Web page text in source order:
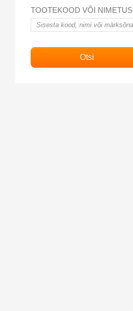
TOOTEKOOD VÕI NIMETUS